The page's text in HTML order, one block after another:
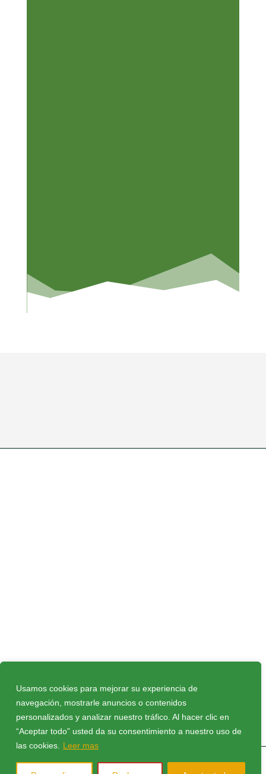
Usamos cookies para mejorar su experiencia de
navegación, mostrarle anuncios o contenidos
personalizados y analizar nuestro tráfico. Al hacer clic en
“Aceptar todo” usted da su consentimiento a nuestro uso de
las cookies.
Leer mas
Política de privacidad|Política de cookies
Aviso Legal|Compromiso Ley Protección de
© 2026 Todos los derechos reservados CB Peñas